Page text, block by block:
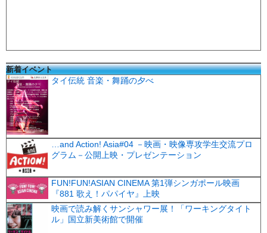
新着イベント
タイ伝統 音楽・舞踊の夕べ
…and Action! Asia#04 －映画・映像専攻学生交流プロ
グラム－公開上映・プレゼンテーション
FUN!FUN!ASIAN CINEMA 第1弾シンガポール映画
『881 歌え！パパイヤ』上映
映画で読み解くサンシャワー展！「ワーキングタイト
ル」国立新美術館で開催